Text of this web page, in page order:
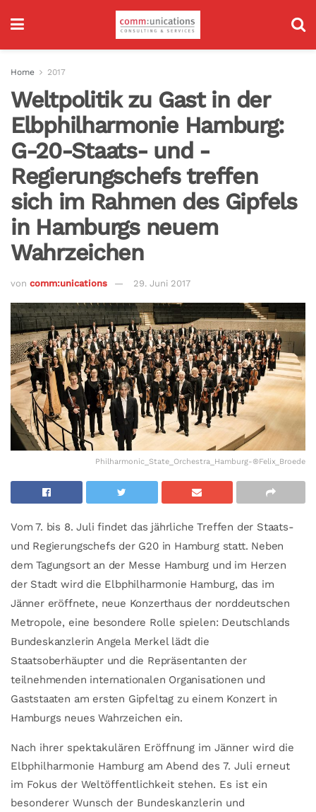
Home 2017
Weltpolitik zu Gast in der
Elbphilharmonie Hamburg:
G-20-Staats- und -
Regierungschefs treffen
sich im Rahmen des Gipfels
in Hamburgs neuem
Wahrzeichen
von comm:unications 29. Juni 2017
Philharmonic_State_Orchestra_Hamburg-®Felix_Broede
Vom 7. bis 8. Juli findet das jährliche Treffen der Staats-
und Regierungschefs der G20 in Hamburg statt. Neben
dem Tagungsort an der Messe Hamburg und im Herzen
der Stadt wird die Elbphilharmonie Hamburg, das im
Jänner eröffnete, neue Konzerthaus der norddeutschen
Metropole, eine besondere Rolle spielen: Deutschlands
Bundeskanzlerin Angela Merkel lädt die
Staatsoberhäupter und die Repräsentanten der
teilnehmenden internationalen Organisationen und
Gaststaaten am ersten Gipfeltag zu einem Konzert in
Hamburgs neues Wahrzeichen ein.
Nach ihrer spektakulären Eröffnung im Jänner wird die
Elbphilharmonie Hamburg am Abend des 7. Juli erneut
im Fokus der Weltöffentlichkeit stehen. Es ist ein
besonderer Wunsch der Bundeskanzlerin und